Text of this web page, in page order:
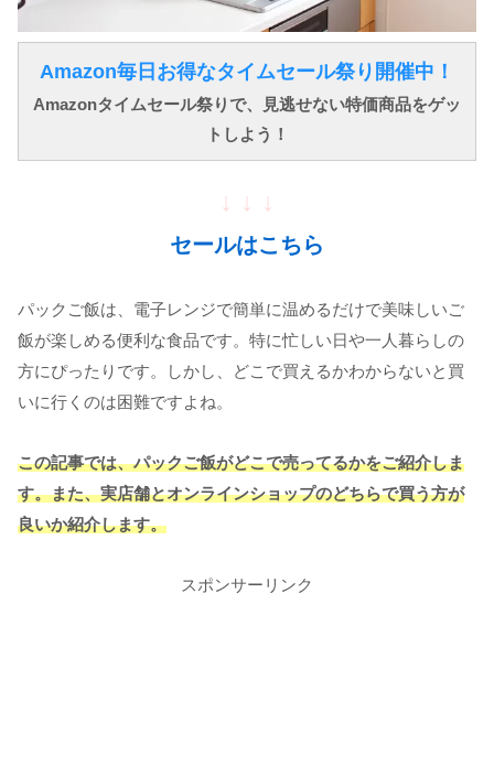
Amazon毎日お得なタイムセール祭り開催中！
Amazonタイムセール祭りで、見逃せない特価商品をゲッ
トしよう！
↓ ↓ ↓
セールはこちら
パックご飯は、電子レンジで簡単に温めるだけで美味しいご
飯が楽しめる便利な食品です。特に忙しい日や一人暮らしの
方にぴったりです。しかし、どこで買えるかわからないと買
いに行くのは困難ですよね。
この記事では、パックご飯がどこで売ってるかをご紹介しま
す。また、実店舗とオンラインショップのどちらで買う方が
良いか紹介します。
スポンサーリンク